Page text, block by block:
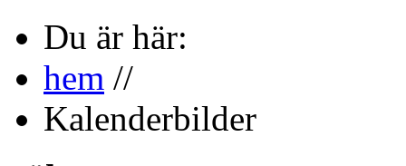
Du är här:
hem //
Kalenderbilder